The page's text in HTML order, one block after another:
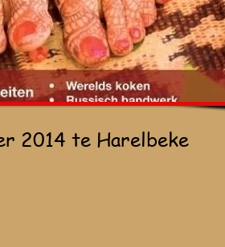
2014 te Harelbeke